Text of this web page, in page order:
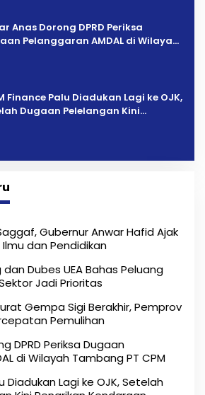
Anas Dorong DPRD Periksa
Pelanggaran AMDAL di Wilayah
Finance Palu Diadukan Lagi ke OJK,
Dugaan Pelelangan Kini
Gubernur Anwar Hafid Ajak
dan Pendidikan
Dubes UEA Bahas Peluang
Jadi Prioritas
Gempa Sigi Berakhir, Pemprov
Pemulihan
DPRD Periksa Dugaan
di Wilayah Tambang PT CPM
Diadukan Lagi ke OJK, Setelah